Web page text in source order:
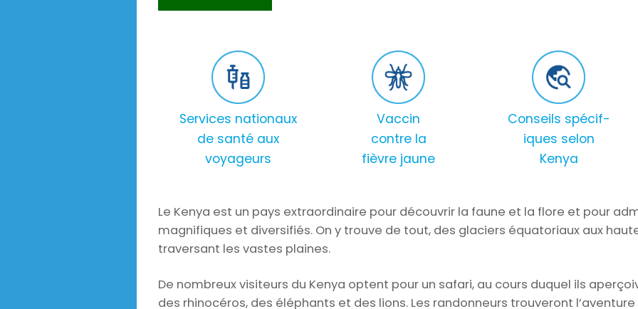
Services nationaux
de santé aux
voyageurs
Vaccin
contre la
fièvre jaune
Conseils spécif-
iques selon
Kenya
Le Kenya est un pays extraordinaire pour découvrir la faune et la flore et pour
magnifiques et diversifiés. On y trouve de tout, des glaciers équatoriaux aux
traversant les vastes plaines.
De nombreux visiteurs du Kenya optent pour un safari, au cours duquel ils
des rhinocéros, des éléphants et des lions. Les randonneurs trouveront